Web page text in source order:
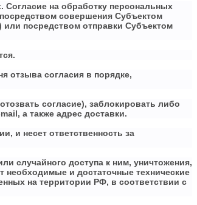
на обработку персональных
совершения Субъектом
посредством отправки Субъектом
отзыва согласия в порядке,
согласие), заблокировать либо
а также адрес доставки.
и несет ответственность за
случайного доступа к ним, уничтожения,
необходимые и достаточные технические
на территории РФ, в соответствии с